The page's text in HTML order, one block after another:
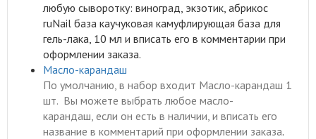
любую сыворотку: виноград, экзотик, абрикос
ruNail база каучуковая камуфлирующая база для
гель-лака, 10 мл и вписать его в комментарии при
оформлении заказа.
Масло-карандаш
По умолчанию, в набор входит Масло-карандаш 1
шт. Вы можете выбрать любое масло-
карандаш, если он есть в наличии, и вписать его
название в комментарий при оформлении заказа.